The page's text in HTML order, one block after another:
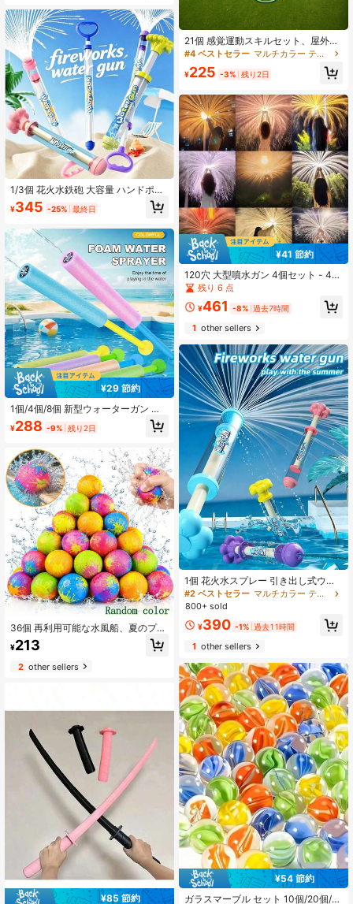
に適しています
残り 1 点
1/3個 花火水鉄砲 大容量 ハンドポン
プ式スプレー 夏 ビーチ プール おも
ちゃ アウトドア スプラッシュブラス
¥345 -25% 最終日
¥29 節約
1個/4個/8個 新型ウォーターガン フ
ォームスプレーヤー、プラスチック
ハンドル付きスーパーウォーターガ
トドア プール、庭、ビーチでの水遊
び、ハワイアンパーティー用品、ラ
ンダムカラー
¥288 -9% 残り2日
36個 再利用可能な水風船、夏のプー
ルビーチ水遊び用品、大人/ティーン
の水戦パーティーグッズ、再利用可
能な水風船、ウォータースプラッシ
ュボール、夏のプールパーティー用
¥213
2other sellers
¥85 節約
21個 感覚運動スキルセット、屋外グ
ループアクティビティに適していま
ニング機器、反応速度と敏捷性を向
ティ小物、ミックスカラー
#4 ベストセラー マルチカラー ティーンエイジャー向けジャグリングセット
¥225 -3% 残り2日
¥41 節約
120穴 大型噴水ガン 4個セット - 41c
m プル式ジェット噴水ガン、花火ミ
スト効果付き、ユースグループゲー
ム、ストレス解消水遊び、クールな
ーティー、誕生日プレゼントに最適
残り 6 点
¥461 -8% 過去7時間
1other sellers
1個 花火水スプレー 引き出し式ウォ
ーターキャノン、夏の花火水スプレ
ー 花火スプレー効果付き、耐久性の
するウォーターガン ティーン向け 屋
外ドリフト・水遊び用、大人向け、
屋外グループゲーム、プールバト
具、屋外プール、ビーチパーティー
ゲーム小道具、プール水遊び、写真
小道具、誕生日サプライズギフト。
(ランダムステッカー付き)
#2 ベストセラー
マルチカラー ティーンエイジャーのための水遊び
800+ sold
¥390 -1% 過去11時間
1other sellers
¥54 節約
ガラスマーブル セット 10個/20個/4